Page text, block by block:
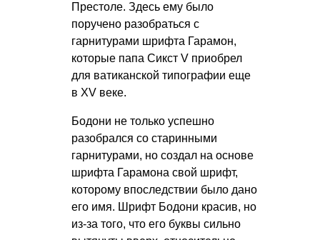
Престоле. Здесь ему было
поручено разобраться с
гарнитурами шрифта Гарамон,
которые папа Сикст V приобрел
для ватиканской типографии еще
в XV веке.
Бодони не только успешно
разобрался со старинными
гарнитурами, но создал на основе
шрифта Гарамона свой шрифт,
которому впоследствии было дано
его имя. Шрифт Бодони красив, но
из-за того, что его буквы сильно